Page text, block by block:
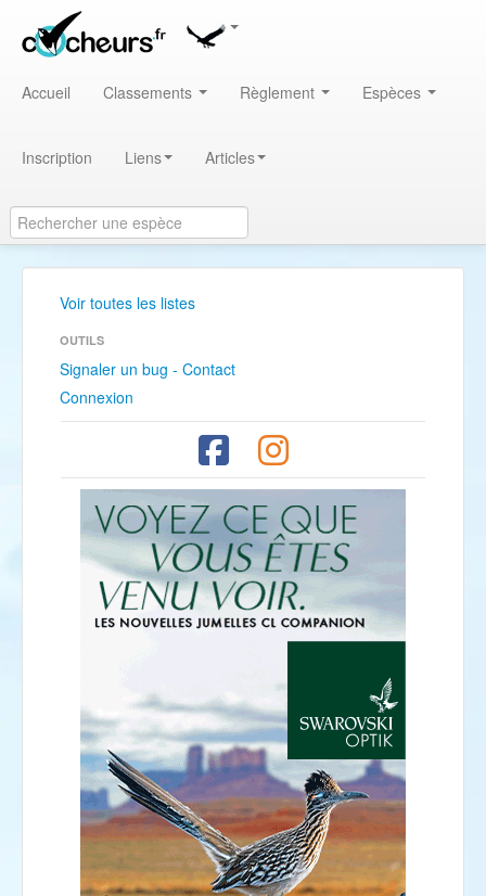
Accueil Classements Règlement Espèces
Inscription Liens Articles
Voir toutes les listes
OUTILS
Signaler un bug - Contact
Connexion